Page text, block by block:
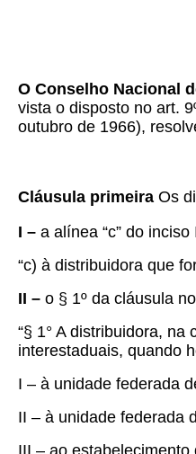
O Conselho Nacional
vista o disposto no art.
outubro de 1966),
Cláusula primeira Os
I – a alínea “c” do
“c) à distribuidora que
II – o § 1º da cláusula
“§ 1° A distribuidora,
interestaduais, quando
I – à unidade federada
II – à unidade federada
III – ao